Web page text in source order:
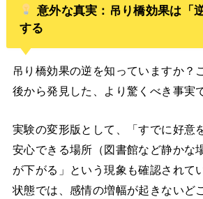
意外な真実：吊り橋効果は「
する
吊り橋効果の逆を知っていますか？
後から発見した、より驚くべき事実
実験の変形版として、「すでに好意
安心できる場所（図書館など静かな
が下がる」という現象も確認されて
状態では、感情の増幅が起きないど